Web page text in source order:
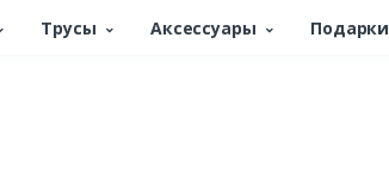
Трусы Аксессуары Подарки